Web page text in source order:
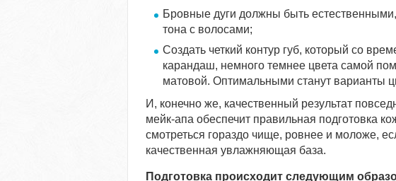
Бровные дуги должны быть
тона с волосами;
Создать четкий контур губ, который со
карандаш, немного темнее цвета самой
матовой. Оптимальными станут варианты
И, конечно же, качественный результат
мейк-апа обеспечит правильная подготовка
смотреться гораздо чище, ровнее и моложе,
качественная увлажняющая база.
Подготовка происходит следующим